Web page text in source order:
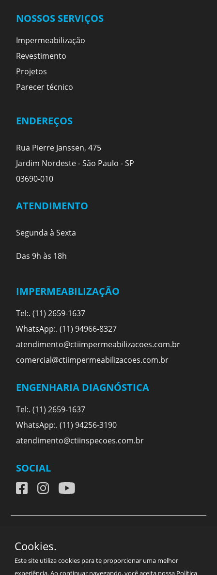
NOSSOS SERVIÇOS
Impermeabilização
Revestimento
Projetos
Parecer técnico
ENDEREÇOS
Rua Pierre Janssen, 475
Jardim Nordeste - São Paulo - SP
03690-010
ATENDIMENTO
Segunda à Sexta
Das 9h às 18h
IMPERMEABILIZAÇÃO
Tel:. (11) 2659-1637
WhatsApp:. (11) 94966-8327
atendimento@ctiimpermeabilizacoes.com.br
comercial@ctiimpermeabilizacoes.com.br
ENGENHARIA DIAGNÓSTICA
Tel:. (11) 2659-1637
WhatsApp:. (11) 94256-3190
atendimento@ctiinspecoes.com.br
SOCIAL
reservados
Cookies.
Este site utiliza cookies para te proporcionar uma melhor
experiência. Ao continuar navegando, você aceita nossa Política